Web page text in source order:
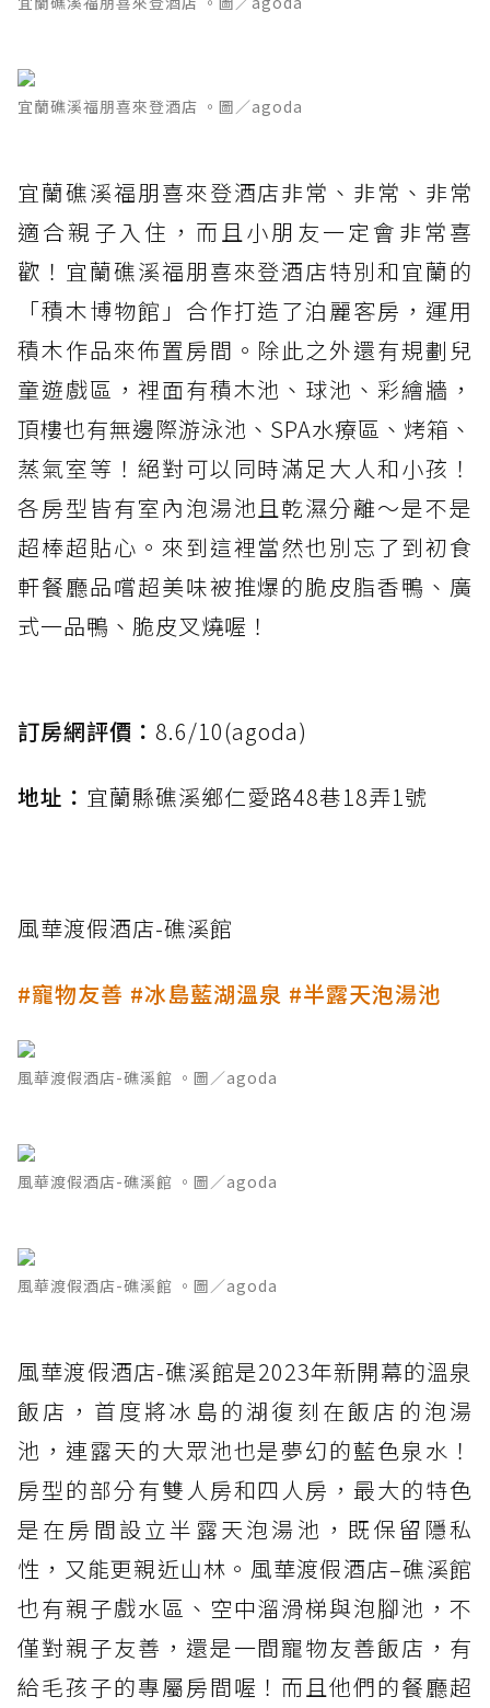
宜蘭礁溪福朋喜來登酒店 。圖／agoda
宜蘭礁溪福朋喜來登酒店非常、非常、非常
適合親子入住，而且小朋友一定會非常喜
歡！宜蘭礁溪福朋喜來登酒店特別和宜蘭的
「積木博物館」合作打造了泊麗客房，運用
積木作品來佈置房間。除此之外還有規劃兒
童遊戲區，裡面有積木池、球池、彩繪牆，
頂樓也有無邊際游泳池、SPA水療區、烤箱、
蒸氣室等！絕對可以同時滿足大人和小孩！
各房型皆有室內泡湯池且乾濕分離～是不是
超棒超貼心。來到這裡當然也別忘了到初食
軒餐廳品嚐超美味被推爆的脆皮脂香鴨、廣
式一品鴨、脆皮叉燒喔！
訂房網評價： 8.6/10(agoda)
地址： 宜蘭縣礁溪鄉仁愛路48巷18弄1號
風華渡假酒店-礁溪館
#寵物友善 #冰島藍湖溫泉 #半露天泡湯池
風華渡假酒店-礁溪館 。圖／agoda
風華渡假酒店-礁溪館 。圖／agoda
風華渡假酒店-礁溪館 。圖／agoda
風華渡假酒店-礁溪館是2023年新開幕的溫泉
飯店，首度將冰島的湖復刻在飯店的泡湯
池，連露天的大眾池也是夢幻的藍色泉水！
房型的部分有雙人房和四人房，最大的特色
是在房間設立半露天泡湯池，既保留隱私
性，又能更親近山林。風華渡假酒店–礁溪館
也有親子戲水區、空中溜滑梯與泡腳池，不
僅對親子友善，還是一間寵物友善飯店，有
給毛孩子的專屬房間喔！而且他們的餐廳超